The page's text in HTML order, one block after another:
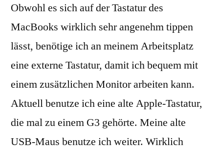
Obwohl es sich auf der Tastatur des
MacBooks wirklich sehr angenehm tippen
lässt, benötige ich an meinem Arbeitsplatz
eine externe Tastatur, damit ich bequem mit
einem zusätzlichen Monitor arbeiten kann.
Aktuell benutze ich eine alte Apple-Tastatur,
die mal zu einem G3 gehörte. Meine alte
USB-Maus benutze ich weiter. Wirklich